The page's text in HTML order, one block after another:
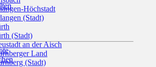
Höchstadt
(Stadt)
(Stadt)
an der Aisch
Land
(Stadt)